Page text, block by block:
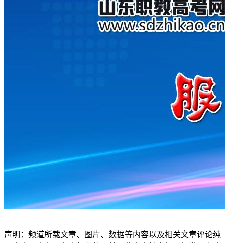
声明：频道所载文章、图片、数据等内容以及相关文章评论纯